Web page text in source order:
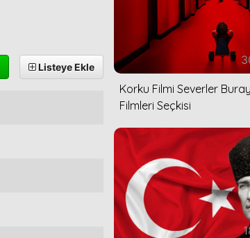
Listeye Ekle
Korku Filmi Severler
Filmleri Seçkisi